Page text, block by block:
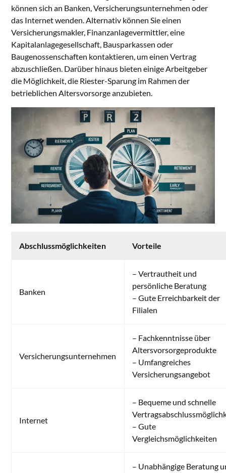
können sich an Banken, Versicherungsunternehmen oder
das Internet wenden. Alternativ können Sie einen
Versicherungsmakler, Finanzanlagevermittler, eine
Kapitalanlagegesellschaft, Bausparkassen oder
Baugenossenschaften kontaktieren, um einen Vertrag
abzuschließen. Darüber hinaus bieten einige Arbeitgeber
die Möglichkeit, die Riester-Sparung im Rahmen der
betrieblichen Altersvorsorge anzubieten.
Abschlussmöglichkeiten Vorteile
Banken
– Vertrautheit und
persönliche Beratung
– Gute Erreichbarkeit der
Filialen
Versicherungsunternehmen
– Fachkenntnisse über
Altersvorsorgeprodukte
– Umfangreiches
Versicherungsangebot
Internet
– Bequeme und schnelle
– Gute
Vergleichsmöglichkeiten
– Unabhängige Beratung